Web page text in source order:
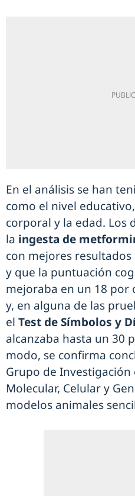
En el análisis se han
como el nivel
corporal y la edad. Los
la ingesta de
con mejores
y que la puntuación
mejoraba en un 18 por
y, en alguna de las
el Test de Símbolos y
alcanzaba hasta un 30
modo, se confirma
Grupo de Investigación
Molecular, Celular y
modelos animales